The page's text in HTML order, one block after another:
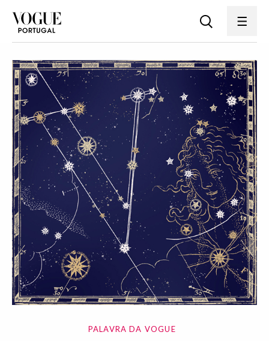
PALAVRA DA VOGUE